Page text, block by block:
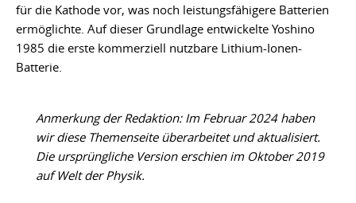
für die Kathode vor, was noch leistungsfähigere Batterien
ermöglichte. Auf dieser Grundlage entwickelte Yoshino
1985 die erste kommerziell nutzbare Lithium-Ionen-
Batterie.
Anmerkung der Redaktion: Im Februar 2024 haben
wir diese Themenseite überarbeitet und aktualisiert.
Die ursprüngliche Version erschien im Oktober 2019
auf Welt der Physik.